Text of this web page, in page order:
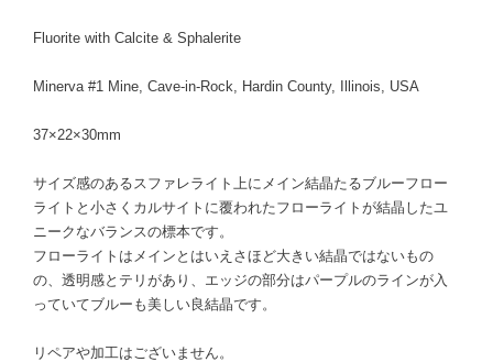
Fluorite with Calcite & Sphalerite
Minerva #1 Mine, Cave-in-Rock, Hardin County, Illinois, USA
37×22×30mm
サイズ感のあるスファレライト上にメイン結晶たるブルーフロー
ライトと小さくカルサイトに覆われたフローライトが結晶したユ
ニークなバランスの標本です。
フローライトはメインとはいえさほど大きい結晶ではないもの
の、透明感とテリがあり、エッジの部分はパープルのラインが入
っていてブルーも美しい良結晶です。
リペアや加工はございません。